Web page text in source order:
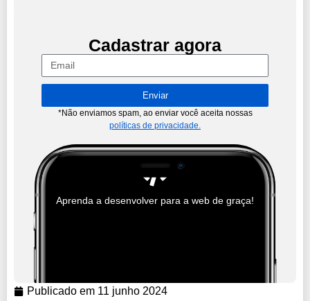
Aprenda a desenvolver para a web de graça!
Cadastrar agora
Enviar
*Não enviamos spam, ao enviar você aceita nossas
políticas de privacidade.
Publicado em 11 junho 2024